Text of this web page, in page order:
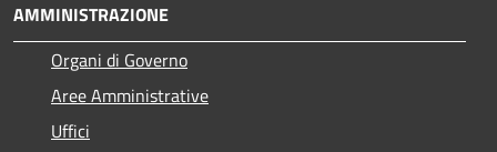
AMMINISTRAZIONE
Organi di Governo
Aree Amministrative
Uffici